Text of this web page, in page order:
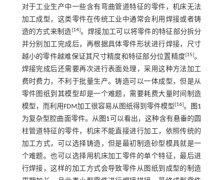
对于工业生产中一些含有弯曲管道特征的零件，机床无法
加工成型，这类零件在传统工业中通常会利用焊接或者铸
造的方式来制造[14]。焊接加工可以将零件的特征部分拆分
并分别加工完成后，再根据具体零件形状进行焊接，尺寸
越小的零件越难保证其尺寸精度和特征部分位置精度[15]。
焊接完成后还需要再次进行表面处理，采用这种方法加工
费时费力，不利于批量生产。铸造可以一体成型，但是从
零件图纸到其模型却是一个难题，需要耗费大量时间制造
模型，而利用FDM加工很容易从图纸得到零件模型[16]。
图1
为复杂型腔曲面零件。从图1 可以看出，这种含有悬垂的圆
柱管道特征的零件，机床不能直接进行加工，依照传统的
加工方式，可以选择铸造，但是最初制造砂型模具就是一
个难题。也可以选择用机床加工零件的单个特征，最后进
行焊接，这样的加工方式会导致零件从图纸到成型的制造